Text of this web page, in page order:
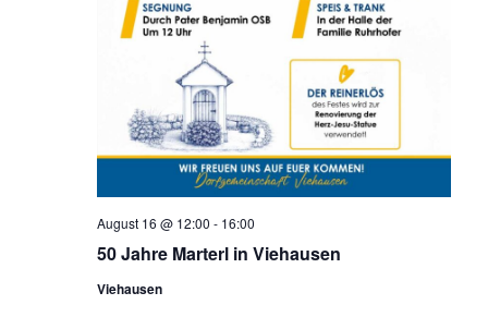
50 Jahre Marterl in Viehausen
August 16 @ 12:00 - 16:00
Viehausen